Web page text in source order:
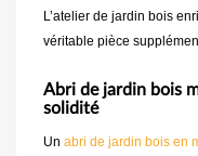
L’atelier de jardin bois
véritable pièce
Abri de jardin bois
solidité
Un abri de jardin bois en